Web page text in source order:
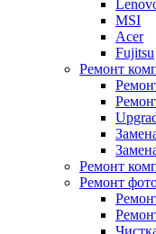
MSI
Acer
Fujitsu
Ремонт
Ремонт
Ремонт